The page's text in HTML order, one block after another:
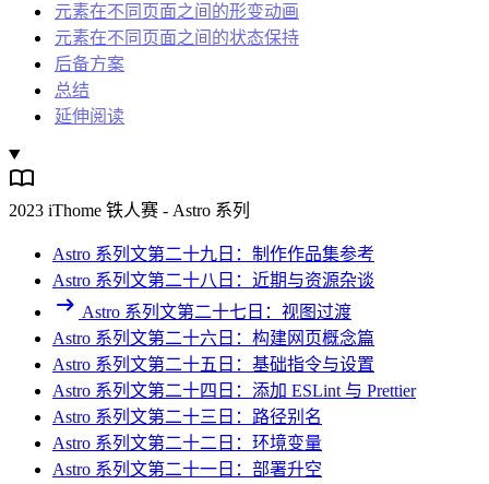
元素在不同页面之间的形变动画
元素在不同页面之间的状态保持
后备方案
总结
延伸阅读
2023 iThome 铁人赛 - Astro 系列
Astro 系列文第二十九日：制作作品集参考
Astro 系列文第二十八日：近期与资源杂谈
Astro 系列文第二十七日：视图过渡
Astro 系列文第二十六日：构建网页概念篇
Astro 系列文第二十五日：基础指令与设置
Astro 系列文第二十四日：添加 ESLint 与 Prettier
Astro 系列文第二十三日：路径别名
Astro 系列文第二十二日：环境变量
Astro 系列文第二十一日：部署升空